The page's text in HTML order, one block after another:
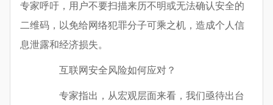
专家呼吁，用户不要扫描来历不明或无法确认安全的
二维码，以免给网络犯罪分子可乘之机，造成个人信
息泄露和经济损失。
互联网安全风险如何应对？
专家指出，从宏观层面来看，我们亟待出台